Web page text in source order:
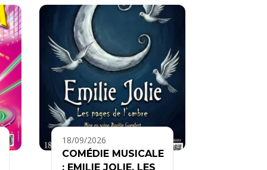
18/09/2026
COMÉDIE MUSICALE
: EMILIE JOLIE, LES